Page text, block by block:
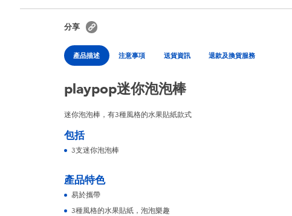
分享
產品描述 注意事項 送貨資訊 退款及換貨服務
playpop迷你泡泡棒
迷你泡泡棒，有3種風格的水果貼紙款式
包括
3支迷你泡泡棒
產品特色
易於攜帶
3種風格的水果貼紙，泡泡樂趣